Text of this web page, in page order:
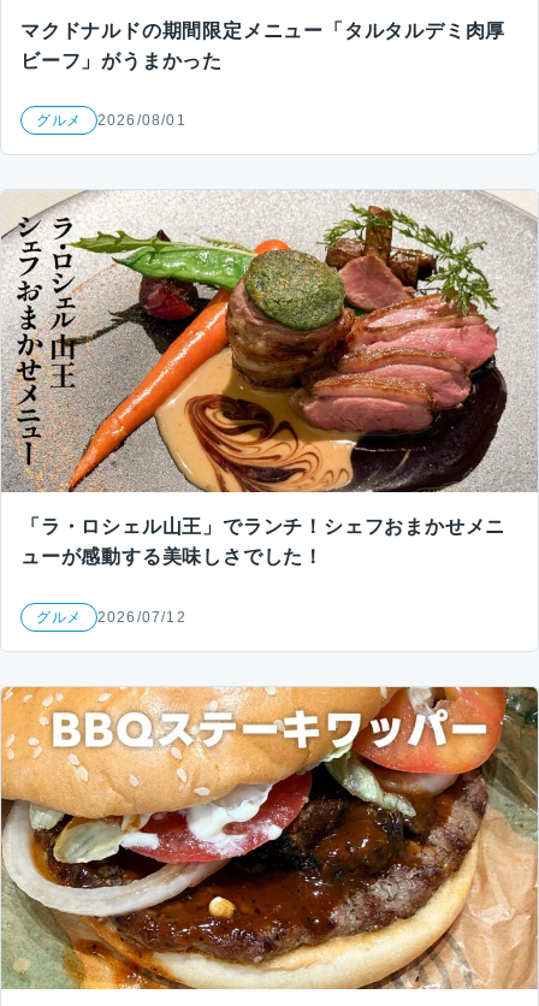
マクドナルドの期間限定メニュー「タルタルデミ肉厚
ビーフ」がうまかった
グルメ 2026/08/01
「ラ・ロシェル山王」でランチ！シェフおまかせメニ
ューが感動する美味しさでした！
グルメ 2026/07/12